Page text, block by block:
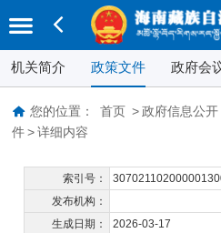
机关简介 政策文件 政府会
您的位置： 首页 > 政府信息公开
件 > 详细内容
索引号：
发布机构：
生成日期：
2026-03-17